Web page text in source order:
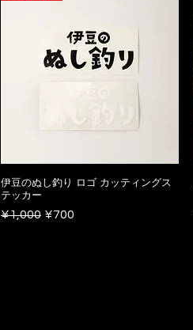
伊豆のぬし釣り ロゴ カッティングス
テッカー
Regular Price
¥1,000 Sale Price
¥700